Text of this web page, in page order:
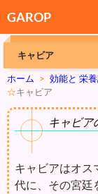
GAROP
キャビア
ホーム > 効能と 栄
☆キャビア
キャビア
キャビアはオス
代に、その宮廷